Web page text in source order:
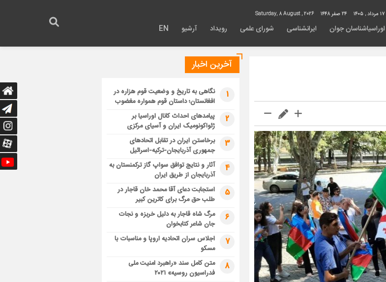
24 صفر 1448
اوراسیاشناسان جوان ایرانشناسی شورای علمی رویداد آرشیو EN
آخرین اخبار
1
نگاهی به تاریخ و وضعیت قوم هزاره در
افغانستان؛ داستان قوم همواره مغضوب
2
پیامدهای احداث کانال اوراسیا بر
ژئواکونومیک ایران و آسیای مرکزی
3
برخاستن ایران در تقابل اتحادهای
جمهوری آذربایجان-ترکیه-اسرائیل
4
آثار و نتایج توافق سواپ گاز ترکمنستان به
آذربایجان از طریق ایران
5
استجابت دعای آقا محمد خان قاجار در
طلب حق مرگ برای کاترین کبیر
6
مرگ شاه قاجار به دلیل خربزه و نجات
جان شاعر کتابخوان
7
اجلاس سران اتحادیه اروپا و مناسبات با
مسکو
8
متن کامل سند «راهبرد امنیت ملی
فدراسیون روسیه» ۲۰۲۱